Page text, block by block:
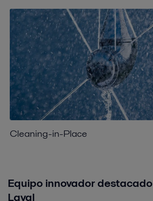
Cleaning-in-Place
Equipoinnovadordestacado
Laval